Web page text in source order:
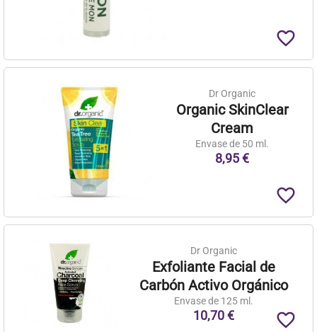
favorite_border
Dr Organic
Organic SkinClear
Cream
Envase de 50 ml.
8,95 €
favorite_border
Dr Organic
Exfoliante Facial de
Carbón Activo Orgánico
Envase de 125 ml.
10,70 € favorite_border